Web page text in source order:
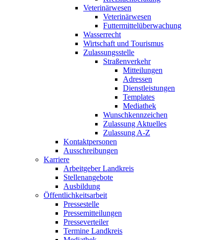
Veterinärwesen
Veterinärwesen
Futtermittelüberwachung
Wasserrecht
Wirtschaft und Tourismus
Zulassungsstelle
Straßenverkehr
Mitteilungen
Adressen
Dienstleistungen
Templates
Mediathek
Wunschkennzeichen
Zulassung Aktuelles
Zulassung A-Z
Kontaktpersonen
Ausschreibungen
Karriere
Arbeitgeber Landkreis
Stellenangebote
Ausbildung
Öffentlichkeitsarbeit
Pressestelle
Pressemitteilungen
Presseverteiler
Termine Landkreis